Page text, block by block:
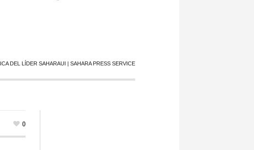
DEL LÍDER SAHARAUI | SAHARA PRESS SERVICE
0